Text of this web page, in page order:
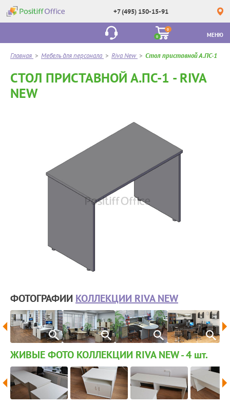
+7 (495) 150-15-91
0
0
МЕНЮ
Главная > Мебель для персонала > Riva New > Стол приставной А.ПС-1
СТОЛ ПРИСТАВНОЙ А.ПС-1 - RIVA
NEW
ФОТОГРАФИИ КОЛЛЕКЦИИ RIVA NEW
ЖИВЫЕ ФОТО КОЛЛЕКЦИИ RIVA NEW - 4 шт.